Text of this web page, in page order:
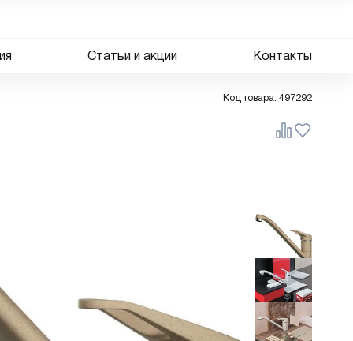
Статьи и акции Контакты
Код товара: 497292